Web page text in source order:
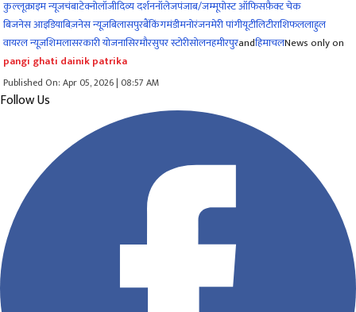
कुल्लूक्राइम न्यूजचंबाटेक्नोलॉजीदिव्य दर्शननॉलेजपंजाब/जम्मूपोस्ट ऑफिसफ़ैक्ट चेक
बिजनेस आइडियाबिज़नेस न्यूज़बिलासपुरबैंकिंगमंडीमनोरंजनमेरी पांगीयूटीलिटीराशिफललाहुल
वायरल न्यूज़शिमलासरकारी योजनासिरमौरसुपर स्टोरीसोलनहमीरपुरandहिमाचलNews only on
pangi ghati dainik patrika
Published On: Apr 05, 2026 | 08:57 AM
Follow Us